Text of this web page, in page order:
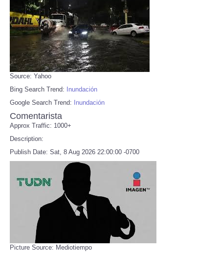
Source: Yahoo
Bing Search Trend: Inundación
Google Search Trend: Inundación
Comentarista
Approx Traffic: 1000+
Description:
Publish Date: Sat, 8 Aug 2026 22:00:00 -0700
Picture Source: Mediotiempo